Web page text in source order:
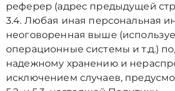
реферер (адрес предыдущей
3.4. Любая иная персональная
неоговоренная выше
операционные системы и т.д.)
надежному хранению и
исключением случаев,